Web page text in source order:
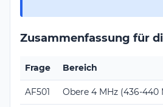
Zusammenfassung für
Frage Bereich
AF501 Obere 4 MHz (436-440